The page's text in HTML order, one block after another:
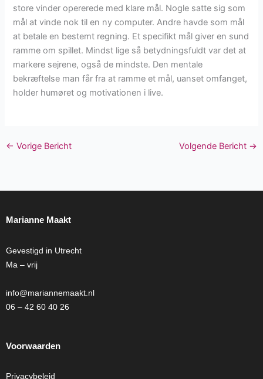
store vinder opererede med klare mål. Nogle satte sig som
mål at vinde nok til en ny computer. Andre havde som mål
at betale en bestemt regning. Et specifikt mål giver en sund
ramme om spillet. Mindst lige så betydningsfuldt var det at
markere sejrene, også de mindste. Den mentale
bekræftelse man får fra at ramme et mål, uanset omfanget,
holder humøret og motivationen i live.
← Vorige Bericht Volgende Bericht →
Marianne Maakt
Gevestigd in Utrecht
Ma – vrij
info@mariannemaakt.nl
06 – 42 60 40 26
Voorwaarden
Privacybeleid